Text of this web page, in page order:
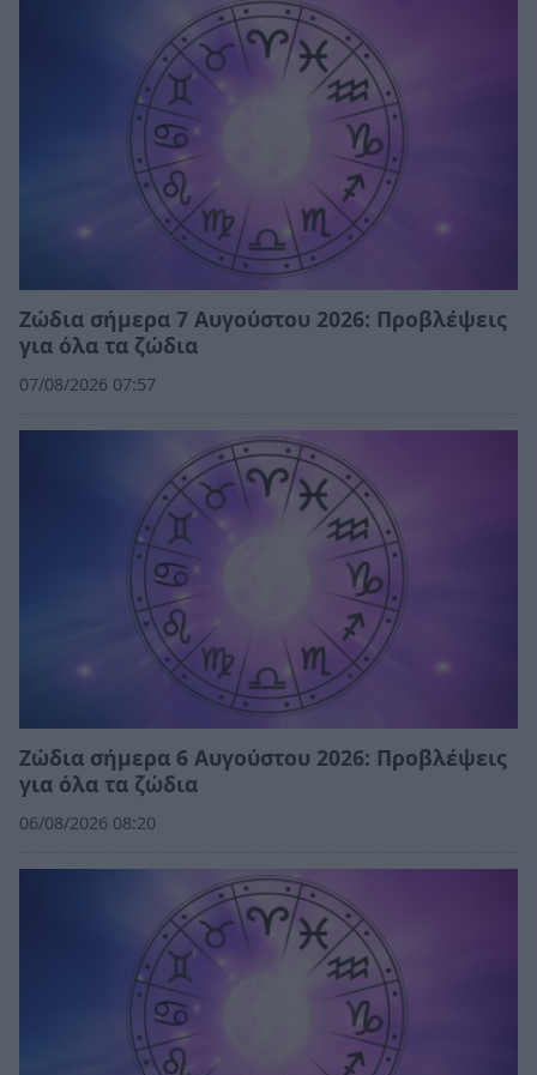
Ζώδια σήμερα 7 Αυγούστου 2026: Προβλέψεις
για όλα τα ζώδια
07/08/2026 07:57
Ζώδια σήμερα 6 Αυγούστου 2026: Προβλέψεις
για όλα τα ζώδια
06/08/2026 08:20